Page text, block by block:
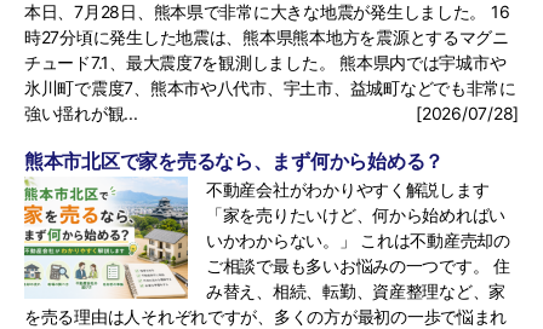
本日、7月28日、熊本県で非常に大きな地震が発生しました。 16
時27分頃に発生した地震は、熊本県熊本地方を震源とするマグニ
チュード7.1、最大震度7を観測しました。 熊本県内では宇城市や
氷川町で震度7、熊本市や八代市、宇土市、益城町などでも非常に
強い揺れが観...
[2026/07/28]
熊本市北区で家を売るなら、まず何から始める？
不動産会社がわかりやすく解説します
「家を売りたいけど、何から始めればい
いかわからない。」 これは不動産売却の
ご相談で最も多いお悩みの一つです。 住
み替え、相続、転勤、資産整理など、家
を売る理由は人それぞれですが、多くの方が最初の一歩で悩まれ